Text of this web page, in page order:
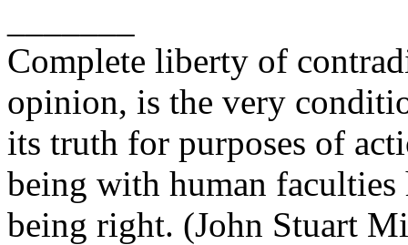
Complete liberty of
opinion, is the very
its truth for purposes of
being with human faculties
being right. (John Stuart